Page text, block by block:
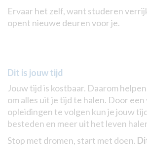
Ervaar het zelf, want studeren
opent nieuwe deuren voor je.
Dit is jouw tijd
Jouw tijd is kostbaar. Daarom
om alles uit je tijd te halen. Door een
opleidingen te volgen kun je jouw
besteden en meer uit het leven
Stop met dromen, start met doen.